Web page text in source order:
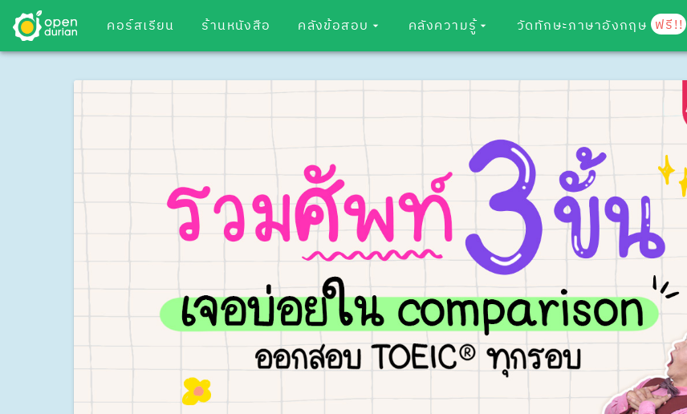
คอร์สเรียน ร้านหนังสือ คลังข้อสอบ คลังความรู้ วัดทักษะภาษาอังกฤษ ฟรี!!